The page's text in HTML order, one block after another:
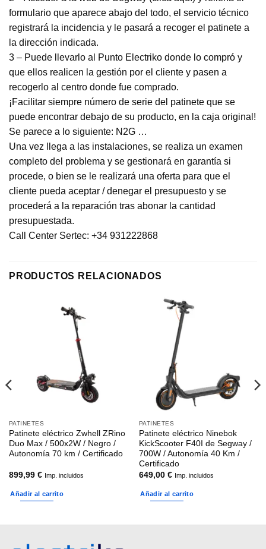
formulario que aparece abajo del todo, el servicio técnico
registrará la incidencia y le pasará a recoger el patinete a
la dirección indicada.
3 – Puede llevarlo al Punto Electriko donde lo compró y
que ellos realicen la gestión por el cliente y pasen a
recogerlo al centro donde fue comprado.
¡Facilitar siempre número de serie del patinete que se
puede encontrar debajo de su producto, en la caja original!
Se parece a lo siguiente: N2G …
Una vez llega a las instalaciones, se realiza un examen
completo del problema y se gestionará en garantía si
procede, o bien se le realizará una oferta para que el
cliente pueda aceptar / denegar el presupuesto y se
procederá a la reparación tras abonar la cantidad
presupuestada.
Call Center Sertec: +34 931222868
PRODUCTOS RELACIONADOS
PATINETES
Patinete eléctrico Zwhell ZRino
Duo Max / 500x2W / Negro /
Autonomía 70 km / Certificado
899,99 € Imp. incluidos
Añadir al carrito
PATINETES
Patinete eléctrico Ninebok
KickScooter F40I de Segway /
700W / Autonomía 40 Km /
Certificado
649,00 € Imp. incluidos
Añadir al carrito